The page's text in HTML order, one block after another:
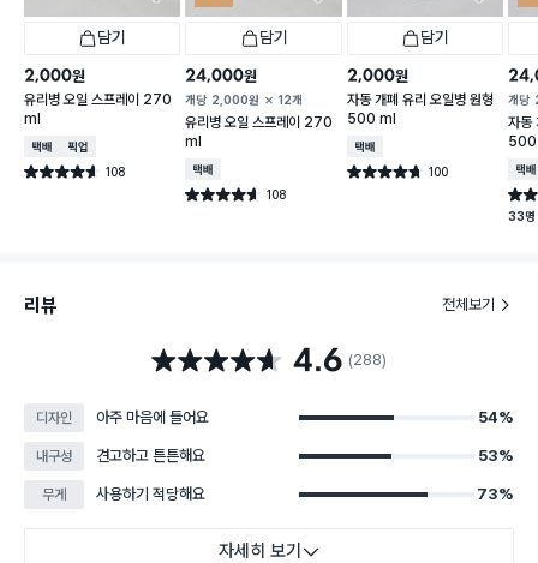
담기
2,000원
유리병 오일 스프레이 270
ml
택배배송매장픽업
별점 4.6점 108
건 작성
담기
24,000원
개당 2,000원 12개
유리병 오일 스프레이 270
ml
택배배송
별점 4.6점 108
건 작성
담기
2,000원
자동 개폐 유리 오일병 원형
500 ml
택배배송
별점 4.7점 100
건 작성
개당
자동
택배
별점
33명
리뷰 전체보기
별점 4.6점 4.6 (288)
디자인 아주 마음에 들어요 54%
내구성 견고하고 튼튼해요 53%
무게 사용하기 적당해요 73%
자세히 보기